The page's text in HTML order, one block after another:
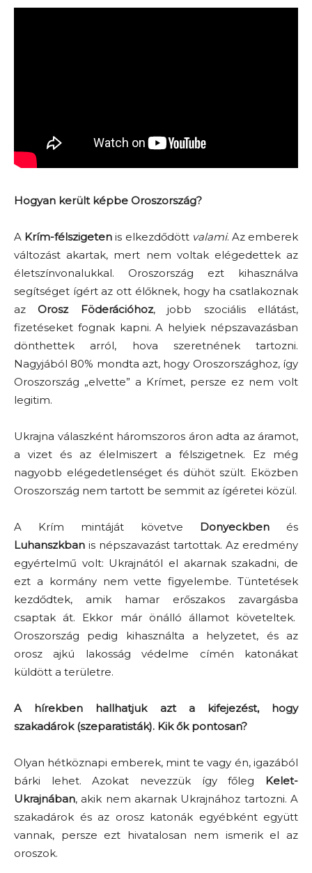
Hogyan került képbe Oroszország?
A Krím-félszigeten is elkezdődött valami. Az emberek
változást akartak, mert nem voltak elégedettek az
életszínvonalukkal. Oroszország ezt kihasználva
segítséget ígért az ott élőknek, hogy ha csatlakoznak
az Orosz Föderációhoz, jobb szociális ellátást,
fizetéseket fognak kapni. A helyiek népszavazásban
dönthettek arról, hova szeretnének tartozni.
Nagyjából 80% mondta azt, hogy Oroszországhoz, így
Oroszország „elvette” a Krímet, persze ez nem volt
legitim.
Ukrajna válaszként háromszoros áron adta az áramot,
a vizet és az élelmiszert a félszigetnek. Ez még
nagyobb elégedetlenséget és dühöt szült. Eközben
Oroszország nem tartott be semmit az ígéretei közül.
A Krím mintáját követve Donyeckben és
Luhanszkban is népszavazást tartottak. Az eredmény
egyértelmű volt: Ukrajnától el akarnak szakadni, de
ezt a kormány nem vette figyelembe. Tüntetések
kezdődtek, amik hamar erőszakos zavargásba
csaptak át. Ekkor már önálló államot követeltek.
Oroszország pedig kihasználta a helyzetet, és az
orosz ajkú lakosság védelme címén katonákat
küldött a területre.
A hírekben hallhatjuk azt a kifejezést, hogy
szakadárok (szeparatisták). Kik ők pontosan?
Olyan hétköznapi emberek, mint te vagy én, igazából
bárki lehet. Azokat nevezzük így főleg Kelet-
Ukrajnában, akik nem akarnak Ukrajnához tartozni. A
szakadárok és az orosz katonák egyébként együtt
vannak, persze ezt hivatalosan nem ismerik el az
oroszok.